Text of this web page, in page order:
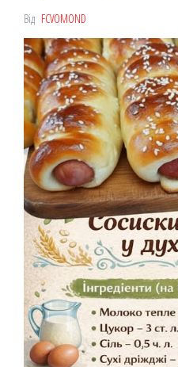
Від FCVOMOND